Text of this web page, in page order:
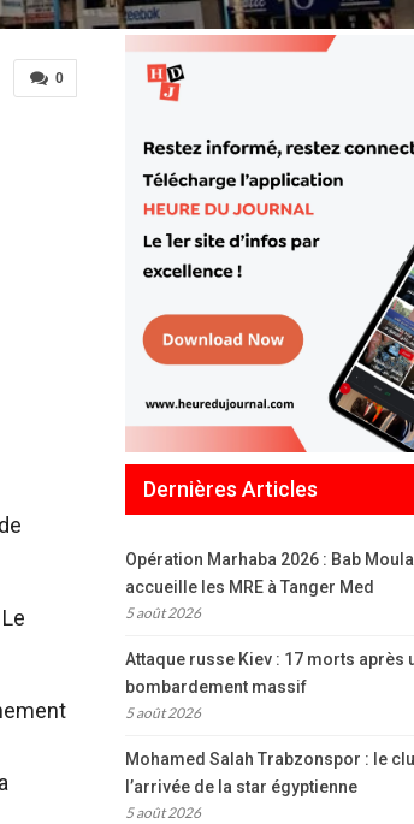
0
Dernières Articles
Opération Marhaba 2026 : Bab
accueille les MRE à Tanger Med
5 août 2026
Attaque russe Kiev : 17 morts après
bombardement massif
5 août 2026
Mohamed Salah Trabzonspor : le
l’arrivée de la star égyptienne
5 août 2026